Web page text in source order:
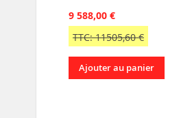
9 588,00 €
TTC: 11505,60 €
Ajouter au panier